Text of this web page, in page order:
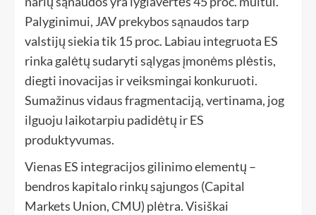
Palyginimui, JAV prekybos sąnaudos tarp
valstijų siekia tik 15 proc. Labiau integruota ES
rinka galėtų sudaryti sąlygas įmonėms plėstis,
diegti inovacijas ir veiksmingai konkuruoti.
Sumažinus vidaus fragmentaciją, vertinama, jog
ilguoju laikotarpiu padidėtų ir ES
produktyvumas.
Vienas ES integracijos gilinimo elementų –
bendros kapitalo rinkų sąjungos (Capital
Markets Union, CMU) plėtra. Visiškai